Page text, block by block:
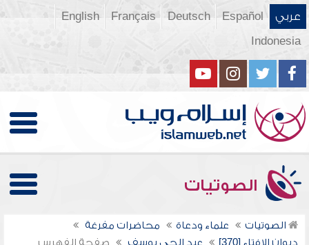
عربي Español
Deutsch
Français
English
Indonesia
الصوتيات
الصوتيات علماء ودعاة
محاضرات مفرغة
ديوان الإفتاء [370]
عبد الحي يوسف صفحة الفهرس